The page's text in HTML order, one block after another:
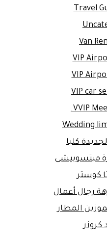
Travel
Van
VIP
VIP
VIP car
VVIP
Wedding
كليا
ميتسوبيشى
كوستر
رجال أعمال
المطار
كروزر